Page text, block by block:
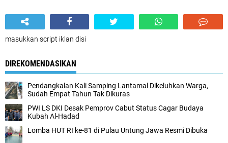
masukkan script iklan disi
DIREKOMENDASIKAN
Pendangkalan Kali Samping Lantamal Dikeluhkan Warga,
Sudah Empat Tahun Tak Dikuras
PWI LS DKI Desak Pemprov Cabut Status Cagar Budaya
Kubah Al-Hadad
Lomba HUT RI ke-81 di Pulau Untung Jawa Resmi Dibuka